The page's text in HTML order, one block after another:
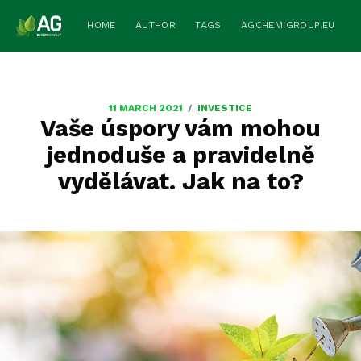
HOME AUTHOR TAGS AGCHEMIGROUP.EU
11 MARCH 2021 / INVESTICE
Vaše úspory vám mohou
jednoduše a pravidelně
vydělávat. Jak na to?